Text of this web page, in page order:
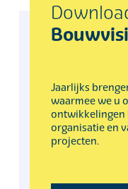
Jaarlijks
waarmee we u
ontwikkelingen
organisatie en
projecten.